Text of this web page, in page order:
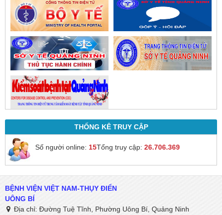
THỐNG KÊ TRUY CẬP
Số người online: 15Tổng truy cập: 26.706.369
BỆNH VIỆN VIỆT NAM-THỤY ĐIỂN
UÔNG BÍ
Địa chỉ: Đường Tuệ Tĩnh, Phường Uông Bí, Quảng Ninh